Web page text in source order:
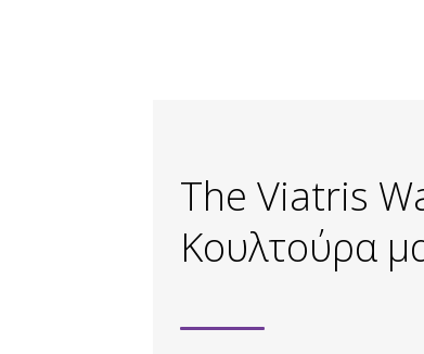
The Viatris
Κουλτούρα